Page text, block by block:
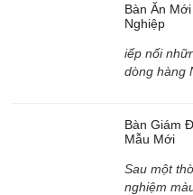
Bàn Ăn
Nghiệp
iếp nối
dòng hàng
Bàn Giám
Mẫu Mới
Sau một
nghiệm